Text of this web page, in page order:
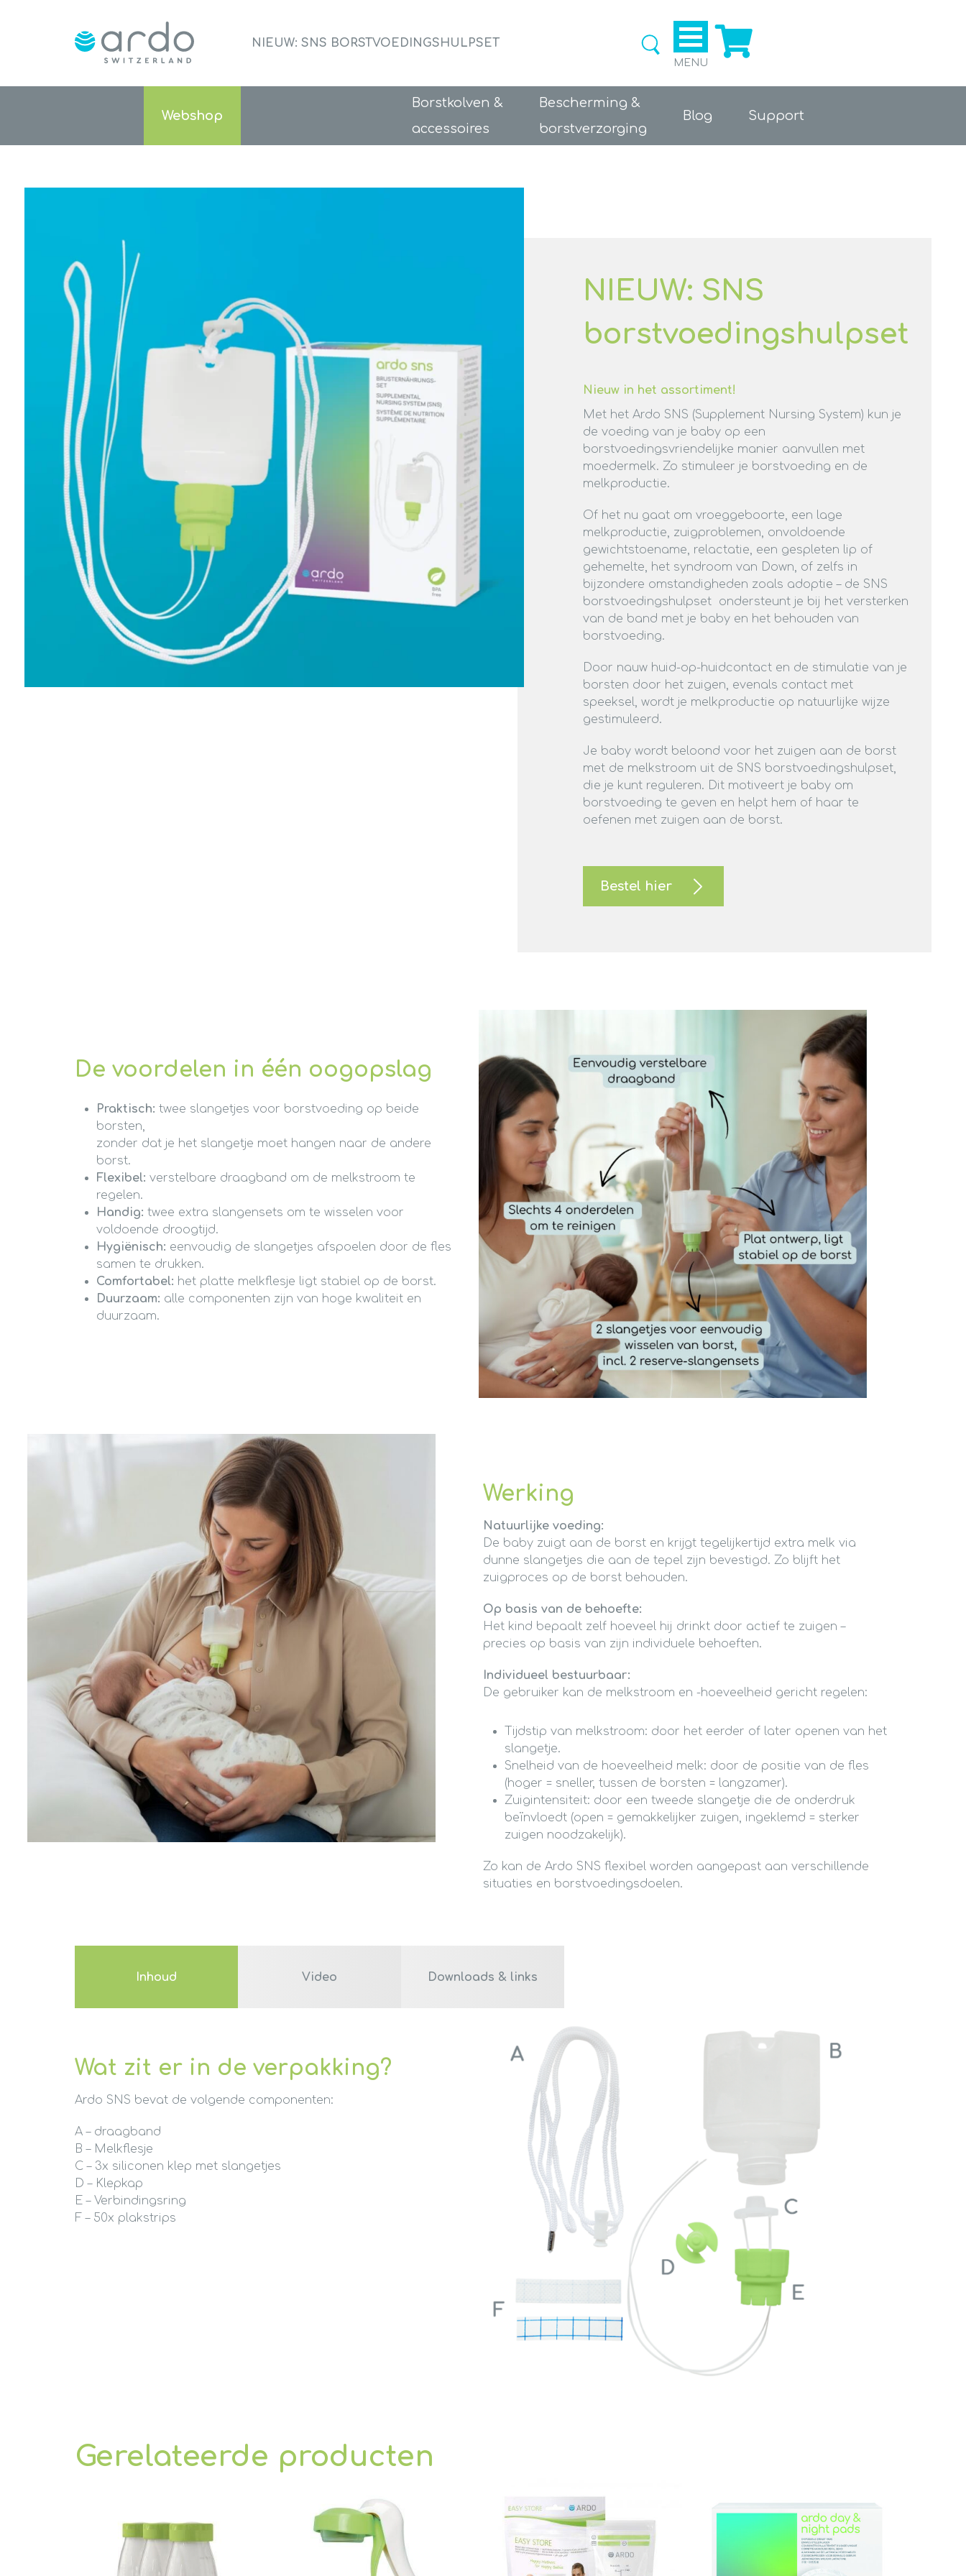
NIEUW: SNS BORSTVOEDINGSHULPSET
MENU
Webshop
Borstkolven &
accessoires
Bescherming &
borstverzorging
Blog Support
NIEUW: SNS
borstvoedingshulpset
Nieuw in het assortiment!
Met het Ardo SNS (Supplement Nursing System) kun je
de voeding van je baby op een
borstvoedingsvriendelijke manier aanvullen met
moedermelk. Zo stimuleer je borstvoeding en de
melkproductie.
Of het nu gaat om vroeggeboorte, een lage
melkproductie, zuigproblemen, onvoldoende
gewichtstoename, relactatie, een gespleten lip of
gehemelte, het syndroom van Down, of zelfs in
bijzondere omstandigheden zoals adoptie – de SNS
borstvoedingshulpset ondersteunt je bij het versterken
van de band met je baby en het behouden van
borstvoeding.
Door nauw huid-op-huidcontact en de stimulatie van je
borsten door het zuigen, evenals contact met
speeksel, wordt je melkproductie op natuurlijke wijze
gestimuleerd.
Je baby wordt beloond voor het zuigen aan de borst
met de melkstroom uit de SNS borstvoedingshulpset,
die je kunt reguleren. Dit motiveert je baby om
borstvoeding te geven en helpt hem of haar te
oefenen met zuigen aan de borst.
Bestel hier
De voordelen in één oogopslag
Praktisch: twee slangetjes voor borstvoeding op beide
borsten,
zonder dat je het slangetje moet hangen naar de andere
borst.
Flexibel: verstelbare draagband om de melkstroom te
regelen.
Handig: twee extra slangensets om te wisselen voor
voldoende droogtijd.
Hygiënisch: eenvoudig de slangetjes afspoelen door de fles
samen te drukken.
Comfortabel: het platte melkflesje ligt stabiel op de borst.
Duurzaam: alle componenten zijn van hoge kwaliteit en
duurzaam.
Werking
Natuurlijke voeding:
De baby zuigt aan de borst en krijgt tegelijkertijd extra melk via
dunne slangetjes die aan de tepel zijn bevestigd. Zo blijft het
zuigproces op de borst behouden.
Op basis van de behoefte:
Het kind bepaalt zelf hoeveel hij drinkt door actief te zuigen –
precies op basis van zijn individuele behoeften.
Individueel bestuurbaar:
De gebruiker kan de melkstroom en -hoeveelheid gericht regelen:
Tijdstip van melkstroom: door het eerder of later openen van het
slangetje.
Snelheid van de hoeveelheid melk: door de positie van de fles
(hoger = sneller, tussen de borsten = langzamer).
Zuigintensiteit: door een tweede slangetje die de onderdruk
beïnvloedt (open = gemakkelijker zuigen, ingeklemd = sterker
zuigen noodzakelijk).
Zo kan de Ardo SNS flexibel worden aangepast aan verschillende
situaties en borstvoedingsdoelen.
Inhoud Video Downloads & links
Wat zit er in de verpakking?
Ardo SNS bevat de volgende componenten:
A – draagband
B – Melkflesje
C – 3x siliconen klep met slangetjes
D – Klepkap
E – Verbindingsring
F – 50x plakstrips
Gerelateerde producten